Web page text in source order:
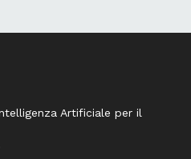
Artificiale per il